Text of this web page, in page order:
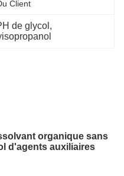
Client
de glycol ,
organique sans
d'agents auxiliaires